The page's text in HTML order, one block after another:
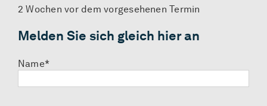
2 Wochen vor dem vorgesehenen Termin
Melden Sie sich gleich hier an
Name*